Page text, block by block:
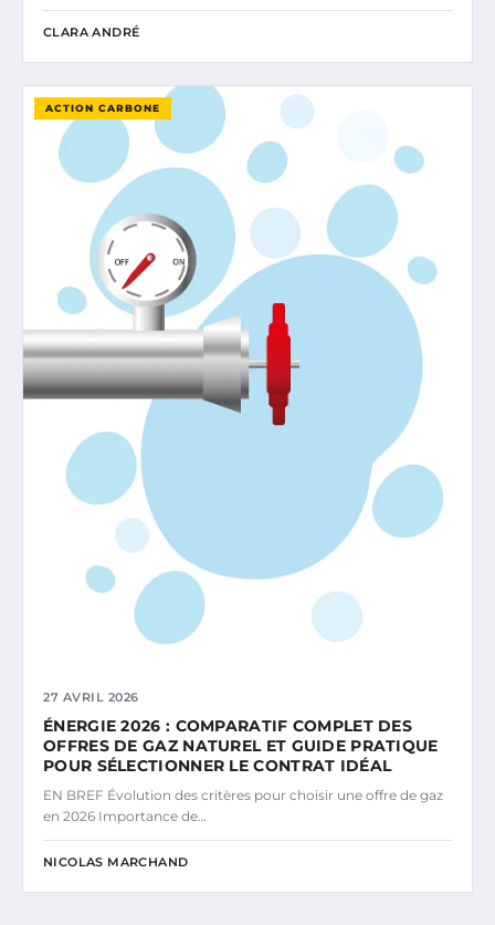
CLARA ANDRÉ
ACTION CARBONE
27 AVRIL 2026
ÉNERGIE 2026 : COMPARATIF COMPLET DES
OFFRES DE GAZ NATUREL ET GUIDE PRATIQUE
POUR SÉLECTIONNER LE CONTRAT IDÉAL
EN BREF Évolution des critères pour choisir une offre de gaz
en 2026 Importance de…
NICOLAS MARCHAND